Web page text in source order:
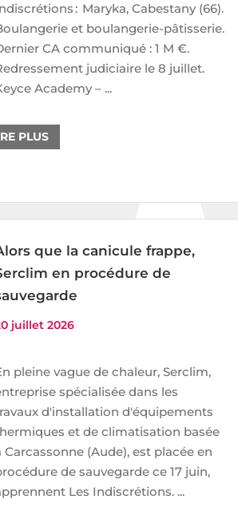
: Maryka, Cabestany (66).
et boulangerie-pâtisserie.
CA communiqué : 1 M €.
judiciaire le 8 juillet.
Academy – ...
PLUS
que la canicule frappe,
en procédure de
juillet 2026
pleine vague de chaleur, Serclim,
spécialisée dans les
d'installation d'équipements
et de climatisation basée
Carcassonne (Aude), est placée en
de sauvegarde ce 17 juin,
Les Indiscrétions. ...